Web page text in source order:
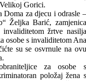
Gorici.
Doma za djecu i odrasle –
Željka Barić, zamjenica
žrtve nasilja
osobe s invaliditetom Ana
su se osvrnule na ovu
za osobe s
položaj žena s